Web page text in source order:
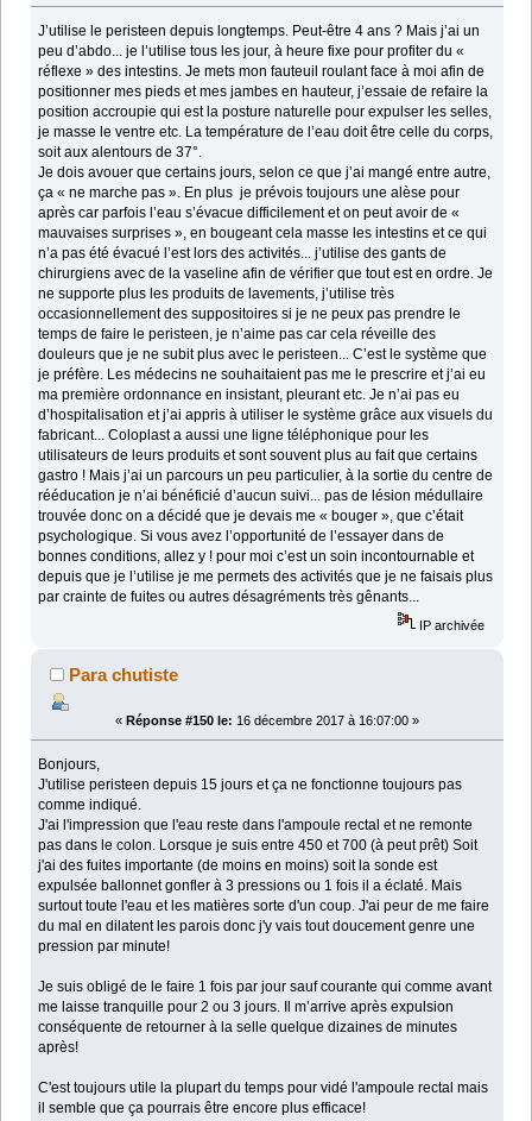
J’utilise le peristeen depuis longtemps. Peut-être 4 ans ? Mais j’ai un
peu d’abdo... je l’utilise tous les jour, à heure fixe pour profiter du «
réflexe » des intestins. Je mets mon fauteuil roulant face à moi afin de
positionner mes pieds et mes jambes en hauteur, j’essaie de refaire la
position accroupie qui est la posture naturelle pour expulser les selles,
je masse le ventre etc. La température de l’eau doit être celle du corps,
soit aux alentours de 37°.
Je dois avouer que certains jours, selon ce que j’ai mangé entre autre,
ça « ne marche pas ». En plus je prévois toujours une alèse pour
après car parfois l’eau s’évacue difficilement et on peut avoir de «
mauvaises surprises », en bougeant cela masse les intestins et ce qui
n’a pas été évacué l’est lors des activités... j’utilise des gants de
chirurgiens avec de la vaseline afin de vérifier que tout est en ordre. Je
ne supporte plus les produits de lavements, j’utilise très
occasionnellement des suppositoires si je ne peux pas prendre le
temps de faire le peristeen, je n’aime pas car cela réveille des
douleurs que je ne subit plus avec le peristeen... C’est le système que
je préfère. Les médecins ne souhaitaient pas me le prescrire et j’ai eu
ma première ordonnance en insistant, pleurant etc. Je n’ai pas eu
d’hospitalisation et j’ai appris à utiliser le système grâce aux visuels du
fabricant... Coloplast a aussi une ligne téléphonique pour les
utilisateurs de leurs produits et sont souvent plus au fait que certains
gastro ! Mais j’ai un parcours un peu particulier, à la sortie du centre de
rééducation je n’ai bénéficié d’aucun suivi... pas de lésion médullaire
trouvée donc on a décidé que je devais me « bouger », que c’était
psychologique. Si vous avez l’opportunité de l’essayer dans de
bonnes conditions, allez y ! pour moi c’est un soin incontournable et
depuis que je l’utilise je me permets des activités que je ne faisais plus
par crainte de fuites ou autres désagréments très gênants...
IP archivée
Para chutiste
« Réponse #150 le: 16 décembre 2017 à 16:07:00 »
Bonjours,
J'utilise peristeen depuis 15 jours et ça ne fonctionne toujours pas
comme indiqué.
J'ai l'impression que l'eau reste dans l'ampoule rectal et ne remonte
pas dans le colon. Lorsque je suis entre 450 et 700 (à peut prêt) Soit
j'ai des fuites importante (de moins en moins) soit la sonde est
expulsée ballonnet gonfler à 3 pressions ou 1 fois il a éclaté. Mais
surtout toute l'eau et les matières sorte d'un coup. J'ai peur de me faire
du mal en dilatent les parois donc j'y vais tout doucement genre une
pression par minute!
Je suis obligé de le faire 1 fois par jour sauf courante qui comme avant
me laisse tranquille pour 2 ou 3 jours. Il m’arrive après expulsion
conséquente de retourner à la selle quelque dizaines de minutes
après!
C'est toujours utile la plupart du temps pour vidé l'ampoule rectal mais
il semble que ça pourrais être encore plus efficace!